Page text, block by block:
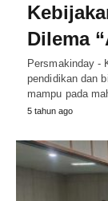
Dilema
Persmakinday -
pendidikan dan
mampu pada
5 tahun ago